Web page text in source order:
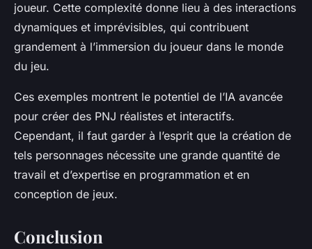
joueur. Cette complexité donne lieu à des interactions
dynamiques et imprévisibles, qui contribuent
grandement à l’immersion du joueur dans le monde
du jeu.
Ces exemples montrent le potentiel de l’IA avancée
pour créer des PNJ réalistes et interactifs.
Cependant, il faut garder à l’esprit que la création de
tels personnages nécessite une grande quantité de
travail et d’expertise en programmation et en
conception de jeux.
Conclusion